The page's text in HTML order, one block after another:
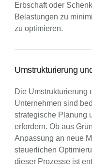
Erbschaft oder
Belastungen zu
zu optimieren.
Umstrukturierung
Die Umstrukturierung
Unternehmen sind
strategische Planung
erfordern. Ob aus
Anpassung an neue
steuerlichen
dieser Prozesse ist